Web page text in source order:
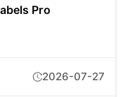
Pro
2026-07-27